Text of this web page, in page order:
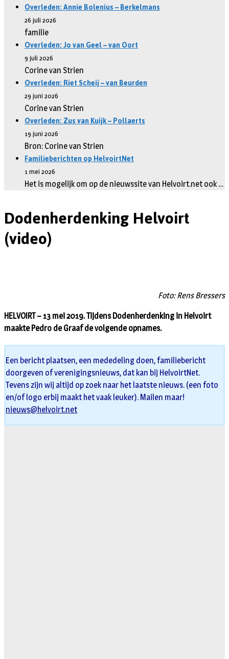
Overleden: Annie Bolenius – Berkelmans
26 juli 2026
familie
Overleden: Jo van Geel – van Oort
9 juli 2026
Corine van Strien
Overleden: Riet Scheij – van Beurden
29 juni 2026
Corine van Strien
Overleden: Zus van Kuijk – Pollaerts
19 juni 2026
Bron: Corine van Strien
Familieberichten op HelvoirtNet
1 mei 2026
Het is mogelijk om op de nieuwssite van Helvoirt.net ook …
Dodenherdenking Helvoirt
(video)
Foto: Rens Bressers
HELVOIRT – 13 mei 2019. Tijdens Dodenherdenking in Helvoirt
maakte Pedro de Graaf de volgende opnames.
Een bericht plaatsen, een mededeling doen, familiebericht
doorgeven of verenigingsnieuws, dat kan bij HelvoirtNet.
Tevens zijn wij altijd op zoek naar het laatste nieuws. (een foto
en/of logo erbij maakt het vaak leuker). Mailen maar!
nieuws@helvoirt.net